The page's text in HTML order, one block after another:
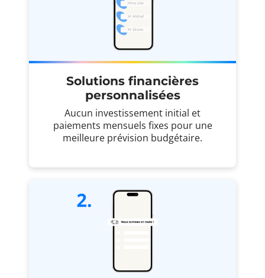
Solutions financières
personnalisées
Aucun investissement initial et
paiements mensuels fixes pour une
meilleure prévision budgétaire.